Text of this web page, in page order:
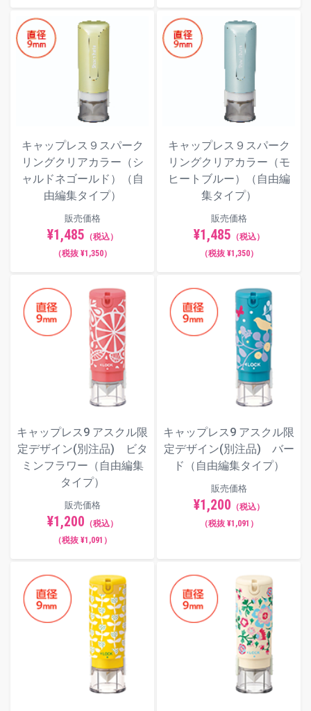
キャップレス９スパーク
リングクリアカラー（シ
ャルドネゴールド）（自
由編集タイプ）
販売価格
¥1,485 （税込）
（税抜 ¥1,350）
キャップレス９スパーク
リングクリアカラー（モ
ヒートブルー）（自由編
集タイプ）
販売価格
¥1,485 （税込）
（税抜 ¥1,350）
キャップレス9 アスクル限
定デザイン(別注品) ビタ
ミンフラワー（自由編集
タイプ）
販売価格
¥1,200 （税込）
（税抜 ¥1,091）
キャップレス9 アスクル限
定デザイン(別注品) バー
ド（自由編集タイプ）
販売価格
¥1,200 （税込）
（税抜 ¥1,091）